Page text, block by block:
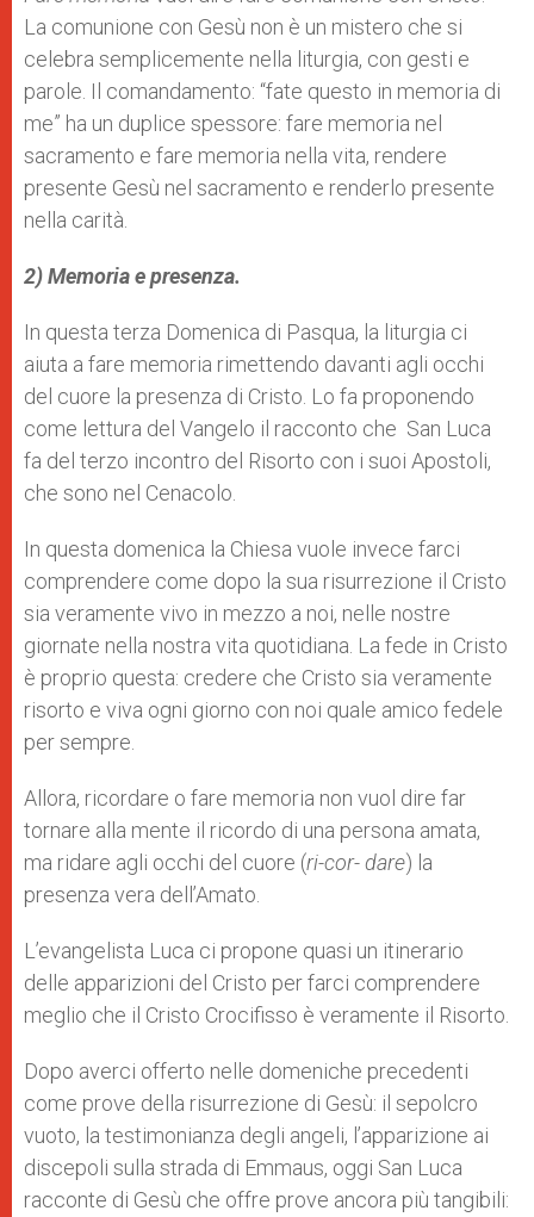
La comunione con Gesù non è un mistero che si
celebra semplicemente nella liturgia, con gesti e
parole. Il comandamento: “fate questo in memoria di
me” ha un duplice spessore: fare memoria nel
sacramento e fare memoria nella vita, rendere
presente Gesù nel sacramento e renderlo presente
nella carità.
2) Memoria e presenza.
In questa terza Domenica di Pasqua, la liturgia ci
aiuta a fare memoria rimettendo davanti agli occhi
del cuore la presenza di Cristo. Lo fa proponendo
come lettura del Vangelo il racconto che San Luca
fa del terzo incontro del Risorto con i suoi Apostoli,
che sono nel Cenacolo.
In questa domenica la Chiesa vuole invece farci
comprendere come dopo la sua risurrezione il Cristo
sia veramente vivo in mezzo a noi, nelle nostre
giornate nella nostra vita quotidiana. La fede in Cristo
è proprio questa: credere che Cristo sia veramente
risorto e viva ogni giorno con noi quale amico fedele
per sempre.
Allora, ricordare o fare memoria non vuol dire far
tornare alla mente il ricordo di una persona amata,
ma ridare agli occhi del cuore (ri-cor- dare) la
presenza vera dell’Amato.
L’evangelista Luca ci propone quasi un itinerario
delle apparizioni del Cristo per farci comprendere
meglio che il Cristo Crocifisso è veramente il Risorto.
Dopo averci offerto nelle domeniche precedenti
come prove della risurrezione di Gesù: il sepolcro
vuoto, la testimonianza degli angeli, l’apparizione ai
discepoli sulla strada di Emmaus, oggi San Luca
racconte di Gesù che offre prove ancora più tangibili: